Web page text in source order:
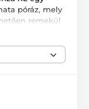
póráz, mely
remekül
A cseh
számára, 50